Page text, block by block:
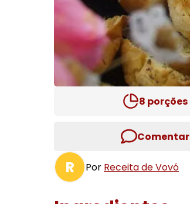
8 porções
Comentar
R Por Receita de Vovó